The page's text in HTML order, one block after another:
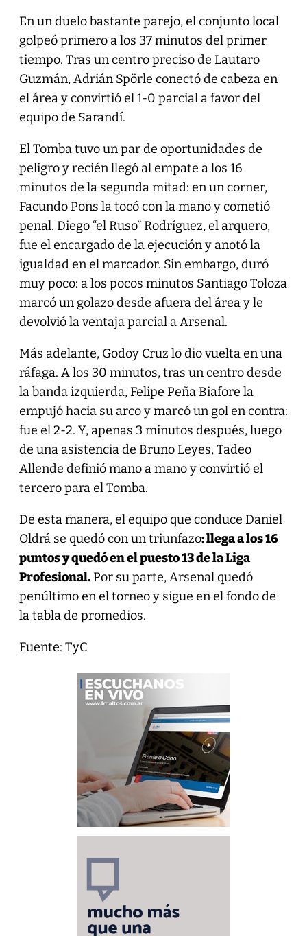
En un duelo bastante parejo, el conjunto local
golpeó primero a los 37 minutos del primer
tiempo. Tras un centro preciso de Lautaro
Guzmán, Adrián Spörle conectó de cabeza en
el área y convirtió el 1-0 parcial a favor del
equipo de Sarandí.
El Tomba tuvo un par de oportunidades de
peligro y recién llegó al empate a los 16
minutos de la segunda mitad: en un corner,
Facundo Pons la tocó con la mano y cometió
penal. Diego “el Ruso” Rodríguez, el arquero,
fue el encargado de la ejecución y anotó la
igualdad en el marcador. Sin embargo, duró
muy poco: a los pocos minutos Santiago Toloza
marcó un golazo desde afuera del área y le
devolvió la ventaja parcial a Arsenal.
Más adelante, Godoy Cruz lo dio vuelta en una
ráfaga. A los 30 minutos, tras un centro desde
la banda izquierda, Felipe Peña Biafore la
empujó hacia su arco y marcó un gol en contra:
fue el 2-2. Y, apenas 3 minutos después, luego
de una asistencia de Bruno Leyes, Tadeo
Allende definió mano a mano y convirtió el
tercero para el Tomba.
De esta manera, el equipo que conduce Daniel
Oldrá se quedó con un triunfazo: llega a los 16
puntos y quedó en el puesto 13 de la Liga
Profesional.Por su parte, Arsenal quedó
penúltimo en el torneo y sigue en el fondo de
la tabla de promedios.
Fuente: TyC